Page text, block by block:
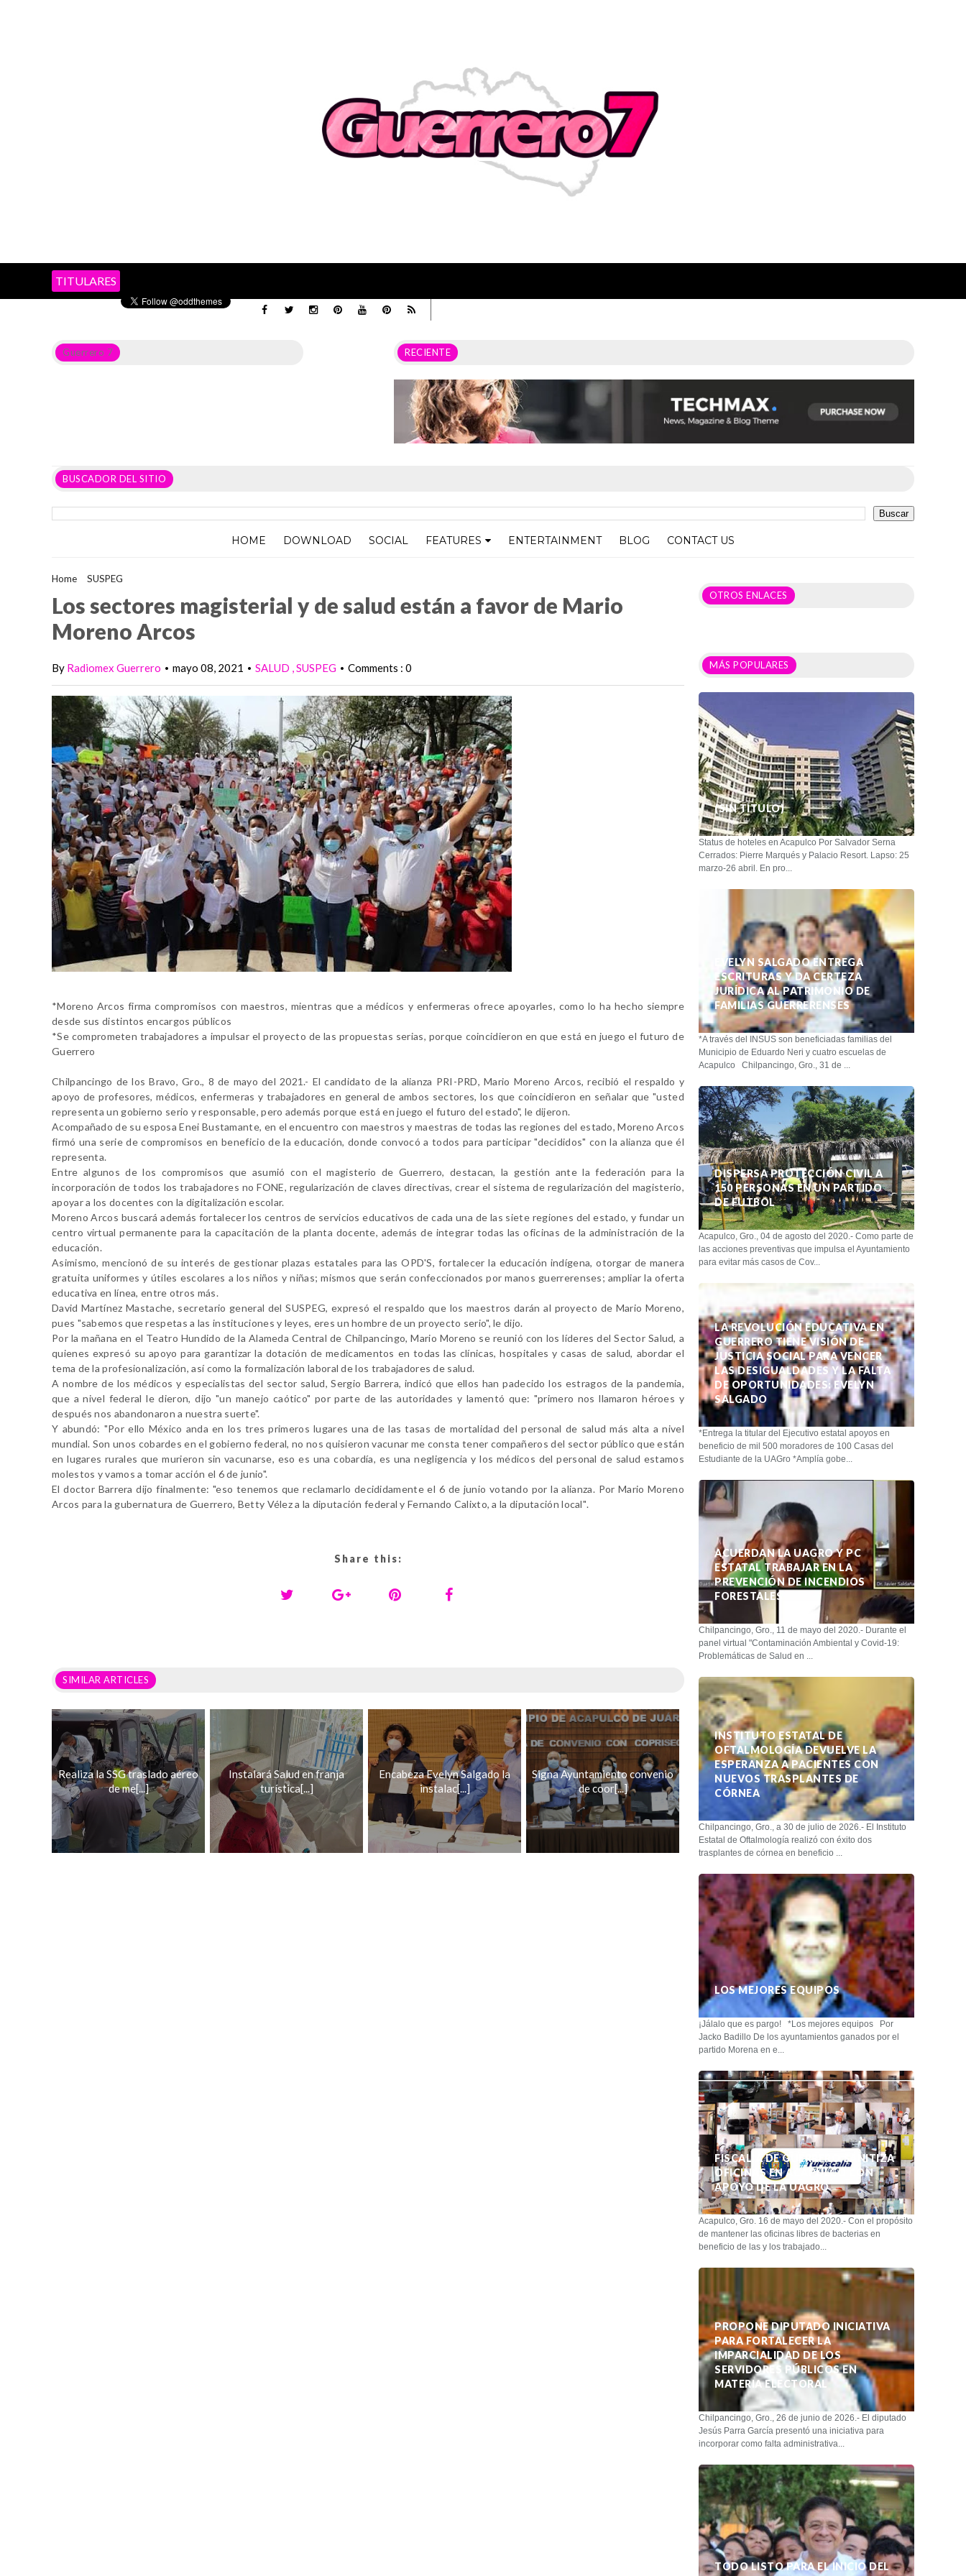
TITULARES
Guerrero 7 RECIENTE
BUSCADOR DEL SITIO
HOME DOWNLOAD SOCIAL FEATURES ENTERTAINMENT BLOG CONTACT US
Home SUSPEG
Los sectores magisterial y de salud están a favor de Mario
Moreno Arcos
By Radiomex Guerrero • mayo 08, 2021 • SALUD SUSPEG • Comments : 0
*Moreno Arcos firma compromisos con maestros, mientras que a médicos y enfermeras ofrece apoyarles, como lo ha hecho siempre
desde sus distintos encargos públicos
*Se comprometen trabajadores a impulsar el proyecto de las propuestas serias, porque coincidieron en que está en juego el futuro de
Guerrero
Chilpancingo de los Bravo, Gro., 8 de mayo del 2021.- El candidato de la alianza PRI-PRD, Mario Moreno Arcos, recibió el respaldo y
apoyo de profesores, médicos, enfermeras y trabajadores en general de ambos sectores, los que coincidieron en señalar que "usted
representa un gobierno serio y responsable, pero además porque está en juego el futuro del estado", le dijeron.
Acompañado de su esposa Enei Bustamante, en el encuentro con maestros y maestras de todas las regiones del estado, Moreno Arcos
firmó una serie de compromisos en beneficio de la educación, donde convocó a todos para participar "decididos" con la alianza que él
representa.
Entre algunos de los compromisos que asumió con el magisterio de Guerrero, destacan, la gestión ante la federación para la
incorporación de todos los trabajadores no FONE, regularización de claves directivas, crear el sistema de regularización del magisterio,
apoyar a los docentes con la digitalización escolar.
Moreno Arcos buscará además fortalecer los centros de servicios educativos de cada una de las siete regiones del estado, y fundar un
centro virtual permanente para la capacitación de la planta docente, además de integrar todas las oficinas de la administración de la
educación.
Asimismo, mencionó de su interés de gestionar plazas estatales para las OPD'S, fortalecer la educación indígena, otorgar de manera
gratuita uniformes y útiles escolares a los niños y niñas; mismos que serán confeccionados por manos guerrerenses; ampliar la oferta
educativa en línea, entre otros más.
David Martínez Mastache, secretario general del SUSPEG, expresó el respaldo que los maestros darán al proyecto de Mario Moreno,
pues "sabemos que respetas a las instituciones y leyes, eres un hombre de un proyecto serio", le dijo.
Por la mañana en el Teatro Hundido de la Alameda Central de Chilpancingo, Mario Moreno se reunió con los líderes del Sector Salud, a
quienes expresó su apoyo para garantizar la dotación de medicamentos en todas las clínicas, hospitales y casas de salud, abordar el
tema de la profesionalización, así como la formalización laboral de los trabajadores de salud.
A nombre de los médicos y especialistas del sector salud, Sergio Barrera, indicó que ellos han padecido los estragos de la pandemia,
que a nivel federal le dieron, dijo "un manejo caótico" por parte de las autoridades y lamentó que: "primero nos llamaron héroes y
después nos abandonaron a nuestra suerte".
Y abundó: "Por ello México anda en los tres primeros lugares una de las tasas de mortalidad del personal de salud más alta a nivel
mundial. Son unos cobardes en el gobierno federal, no nos quisieron vacunar me consta tener compañeros del sector público que están
en lugares rurales que murieron sin vacunarse, eso es una cobardía, es una negligencia y los médicos del personal de salud estamos
molestos y vamos a tomar acción el 6 de junio".
El doctor Barrera dijo finalmente: "eso tenemos que reclamarlo decididamente el 6 de junio votando por la alianza. Por Mario Moreno
Arcos para la gubernatura de Guerrero, Betty Vélez a la diputación federal y Fernando Calixto, a la diputación local".
Share this:
SIMILAR ARTICLES
Realiza la SSG traslado aéreo
de me[...]
Instalará Salud en franja
turística[...]
Encabeza Evelyn Salgado la
instalac[...]
Signa Ayuntamiento convenio
de coor[...]
OTROS ENLACES
MÁS POPULARES
(SIN TÍTULO)
Status de hoteles en Acapulco Por Salvador Serna
Cerrados: Pierre Marqués y Palacio Resort. Lapso: 25
marzo-26 abril. En pro...
EVELYN SALGADO ENTREGA
ESCRITURAS Y DA CERTEZA
JURÍDICA AL PATRIMONIO DE
FAMILIAS GUERRERENSES
*A través del INSUS son beneficiadas familias del
Municipio de Eduardo Neri y cuatro escuelas de
Acapulco Chilpancingo, Gro., 31 de ...
DISPERSA PROTECCIÓN CIVIL A
150 PERSONAS EN UN PARTIDO
DE FUTBOL
Acapulco, Gro., 04 de agosto del 2020.- Como parte de
las acciones preventivas que impulsa el Ayuntamiento
para evitar más casos de Cov...
LA REVOLUCIÓN EDUCATIVA EN
GUERRERO TIENE VISIÓN DE
JUSTICIA SOCIAL PARA VENCER
LAS DESIGUALDADES Y LA FALTA
DE OPORTUNIDADES: EVELYN
SALGADO
*Entrega la titular del Ejecutivo estatal apoyos en
beneficio de mil 500 moradores de 100 Casas del
Estudiante de la UAGro *Amplía gobe...
ACUERDAN LA UAGRO Y PC
ESTATAL TRABAJAR EN LA
PREVENCIÓN DE INCENDIOS
FORESTALES
Chilpancingo, Gro., 11 de mayo del 2020.- Durante el
panel virtual "Contaminación Ambiental y Covid-19:
Problemáticas de Salud en ...
INSTITUTO ESTATAL DE
OFTALMOLOGÍA DEVUELVE LA
ESPERANZA A PACIENTES CON
NUEVOS TRASPLANTES DE
CÓRNEA
Chilpancingo, Gro., a 30 de julio de 2026.- El Instituto
Estatal de Oftalmología realizó con éxito dos
trasplantes de córnea en beneficio ...
LOS MEJORES EQUIPOS
¡Jálalo que es pargo! *Los mejores equipos Por
Jacko Badillo De los ayuntamientos ganados por el
partido Morena en e...
FISCALÍA DE GUERRERO SANITIZA
OFICINAS EN ACAPULCO CON
APOYO DE LA UAGRO
Acapulco, Gro. 16 de mayo del 2020.- Con el propósito
de mantener las oficinas libres de bacterias en
beneficio de las y los trabajado...
PROPONE DIPUTADO INICIATIVA
PARA FORTALECER LA
IMPARCIALIDAD DE LOS
SERVIDORES PÚBLICOS EN
MATERIA ELECTORAL
Chilpancingo, Gro., 26 de junio de 2026.- El diputado
Jesús Parra García presentó una iniciativa para
incorporar como falta administrativa...
TODO LISTO PARA EL INICIO DEL